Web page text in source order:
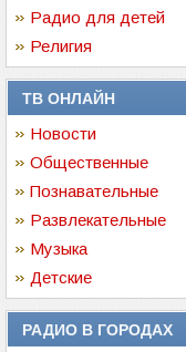
Радио для детей
Религия
ТВ ОНЛАЙН
Новости
Общественные
Познавательные
Развлекательные
Музыка
Детские
РАДИО В ГОРОДАХ